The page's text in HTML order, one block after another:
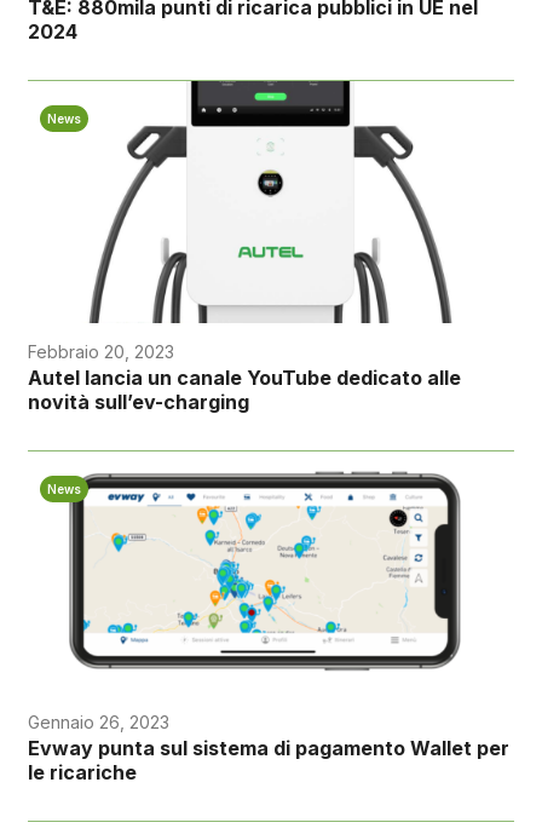
T&E: 880mila punti di ricarica pubblici in UE nel
2024
News
Febbraio 20, 2023
Autel lancia un canale YouTube dedicato alle
novità sull’ev-charging
News
Gennaio 26, 2023
Evway punta sul sistema di pagamento Wallet per
le ricariche